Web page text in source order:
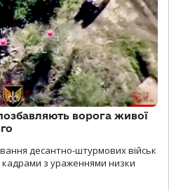
ворога живої
десантно-штурмових військ
з ураженнями низки